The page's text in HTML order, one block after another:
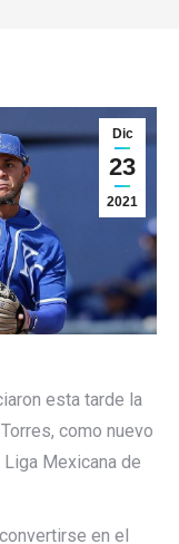
Dic
23
2021
esta tarde la
como nuevo
Mexicana de
en el